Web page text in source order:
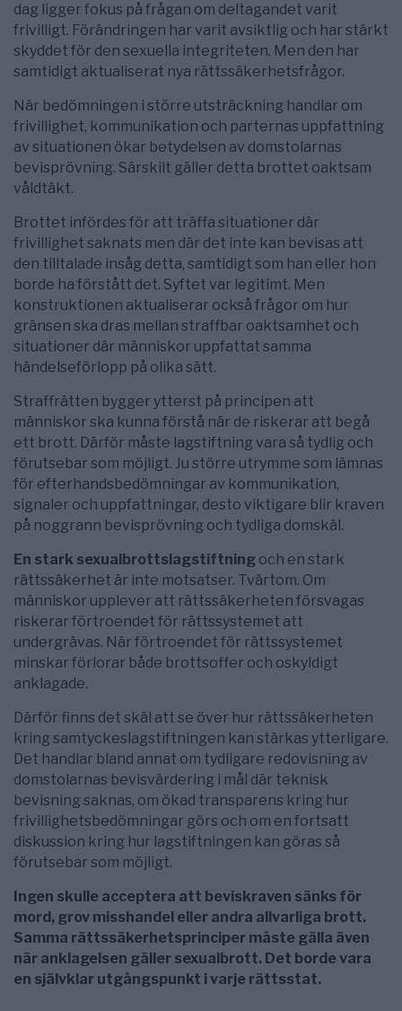
dag ligger fokus på frågan om deltagandet varit
frivilligt. Förändringen har varit avsiktlig och har stärkt
skyddet för den sexuella integriteten. Men den har
samtidigt aktualiserat nya rättssäkerhetsfrågor.
När bedömningen i större utsträckning handlar om
frivillighet, kommunikation och parternas uppfattning
av situationen ökar betydelsen av domstolarnas
bevisprövning. Särskilt gäller detta brottet oaktsam
våldtäkt.
Brottet infördes för att träffa situationer där
frivillighet saknats men där det inte kan bevisas att
den tilltalade insåg detta, samtidigt som han eller hon
borde ha förstått det. Syftet var legitimt. Men
konstruktionen aktualiserar också frågor om hur
gränsen ska dras mellan straffbar oaktsamhet och
situationer där människor uppfattat samma
händelseförlopp på olika sätt.
Straffrätten bygger ytterst på principen att
människor ska kunna förstå när de riskerar att begå
ett brott. Därför måste lagstiftning vara så tydlig och
förutsebar som möjligt. Ju större utrymme som lämnas
för efterhandsbedömningar av kommunikation,
signaler och uppfattningar, desto viktigare blir kraven
på noggrann bevisprövning och tydliga domskäl.
En stark sexualbrottslagstiftning och en stark
rättssäkerhet är inte motsatser. Tvärtom. Om
människor upplever att rättssäkerheten försvagas
riskerar förtroendet för rättssystemet att
undergrävas. När förtroendet för rättssystemet
minskar förlorar både brottsoffer och oskyldigt
anklagade.
Därför finns det skäl att se över hur rättssäkerheten
kring samtyckeslagstiftningen kan stärkas ytterligare.
Det handlar bland annat om tydligare redovisning av
domstolarnas bevisvärdering i mål där teknisk
bevisning saknas, om ökad transparens kring hur
frivillighetsbedömningar görs och om en fortsatt
diskussion kring hur lagstiftningen kan göras så
förutsebar som möjligt.
Ingen skulle acceptera att beviskraven sänks för
mord, grov misshandel eller andra allvarliga brott.
Samma rättssäkerhetsprinciper måste gälla även
när anklagelsen gäller sexualbrott. Det borde vara
en självklar utgångspunkt i varje rättsstat.